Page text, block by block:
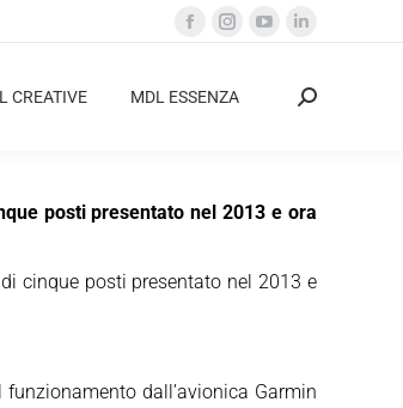
Facebook
opens
Instagram
opens
YouTube
opens
Linkedin
opens
CREATIVE MDL ESSENZA Cerca:
posti presentato nel 2013 e ora
cinque posti presentato nel 2013 e
dall’avionica Garmin